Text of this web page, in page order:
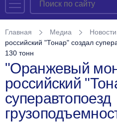
Главная Медиа Новости
российский "Тонар" создал
130 тонн
"Оранжевый
российский
суперавтопоезд